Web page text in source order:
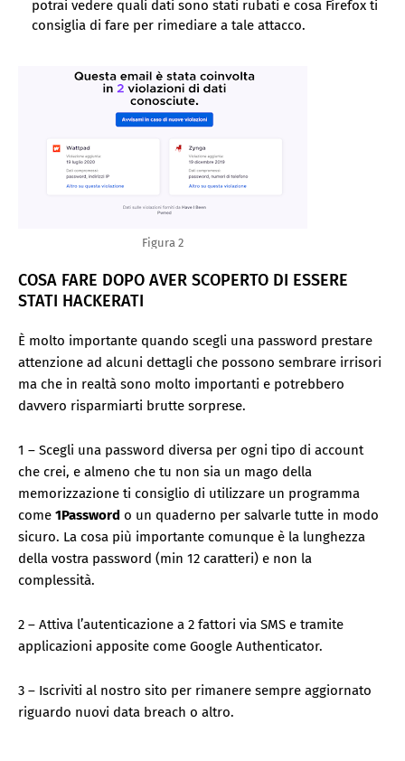
potrai vedere quali dati sono stati rubati e cosa Firefox ti
consiglia di fare per rimediare a tale attacco.
Figura 2
COSA FARE DOPO AVER SCOPERTO DI ESSERE
STATI HACKERATI
È molto importante quando scegli una password prestare
attenzione ad alcuni dettagli che possono sembrare irrisori
ma che in realtà sono molto importanti e potrebbero
davvero risparmiarti brutte sorprese.
1 – Scegli una password diversa per ogni tipo di account
che crei, e almeno che tu non sia un mago della
memorizzazione ti consiglio di utilizzare un programma
come 1Password o un quaderno per salvarle tutte in modo
sicuro. La cosa più importante comunque è la lunghezza
della vostra password (min 12 caratteri) e non la
complessità.
2 – Attiva l’autenticazione a 2 fattori via SMS e tramite
applicazioni apposite come Google Authenticator.
3 – Iscriviti al nostro sito per rimanere sempre aggiornato
riguardo nuovi data breach o altro.